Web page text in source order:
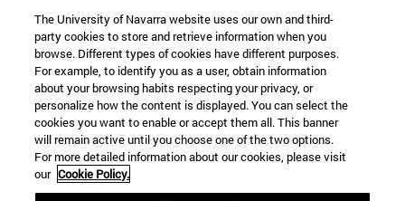
The University of Navarra website uses our own and third-
party cookies to store and retrieve information when you
browse. Different types of cookies have different purposes.
For example, to identify you as a user, obtain information
about your browsing habits respecting your privacy, or
personalize how the content is displayed. You can select the
cookies you want to enable or accept them all. This banner
will remain active until you choose one of the two options.
For more detailed information about our cookies, please visit
our Cookie Policy.